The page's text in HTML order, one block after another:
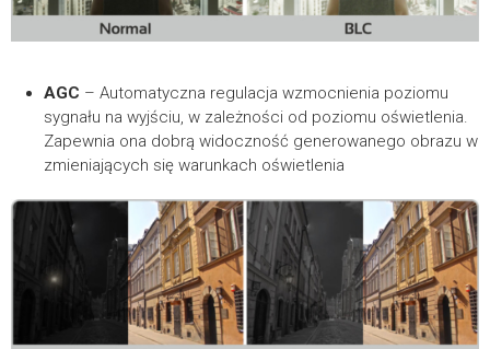
AGC – Automatyczna regulacja wzmocnienia poziomu
sygnału na wyjściu, w zależności od poziomu oświetlenia.
Zapewnia ona dobrą widoczność generowanego obrazu w
zmieniających się warunkach oświetlenia